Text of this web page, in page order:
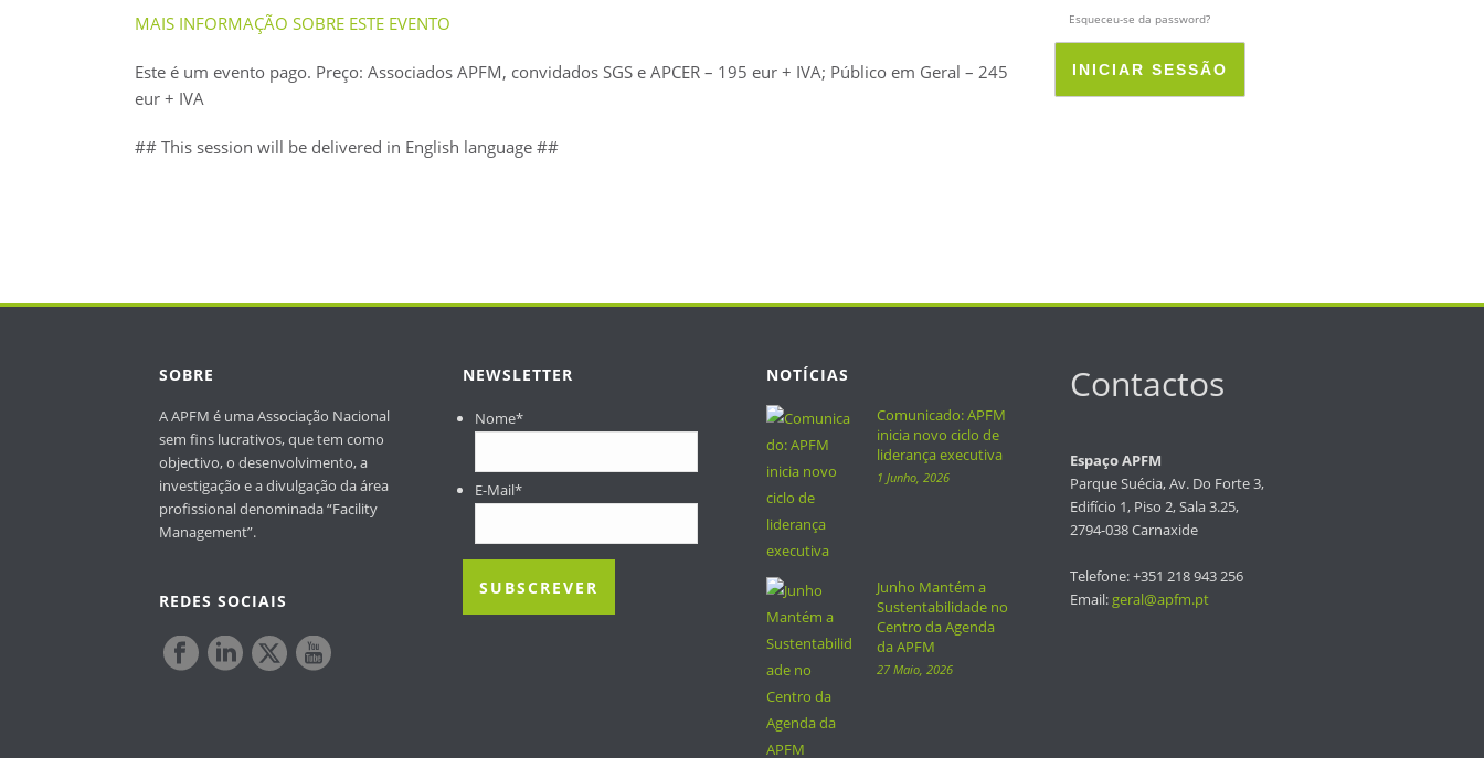
MAIS INFORMAÇÃO SOBRE ESTE EVENTO
Este é um evento pago. Preço: Associados APFM, convidados SGS e APCER – 195 eur + IVA; Público em Geral – 245
eur + IVA
## This session will be delivered in English language ##
Esqueceu-se da password?
INICIAR SESSÃO
SOBRE
A APFM é uma Associação Nacional
sem fins lucrativos, que tem como
objectivo, o desenvolvimento, a
investigação e a divulgação da área
profissional denominada “Facility
Management”.
REDES SOCIAIS
NEWSLETTER
Nome*
E-Mail*
NOTÍCIAS
Comunicado: APFM
inicia novo ciclo de
liderança executiva
1 Junho, 2026
Junho Mantém a
Sustentabilidade no
Centro da Agenda
da APFM
27 Maio, 2026
Contactos
Espaço APFM
Parque Suécia, Av. Do Forte 3,
Edifício 1, Piso 2, Sala 3.25,
2794-038 Carnaxide
Telefone: +351 218 943 256
Email: geral@apfm.pt